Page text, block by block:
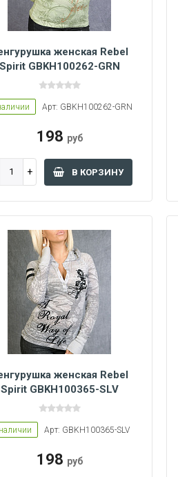
женская Rebel
Spirit GBKH100262-GRN
Арт: GBKH100262-GRN
198 руб
В КОРЗИНУ
Women L
женская Rebel
Spirit GBKH100365-SLV
Арт: GBKH100365-SLV
198 руб
Women L